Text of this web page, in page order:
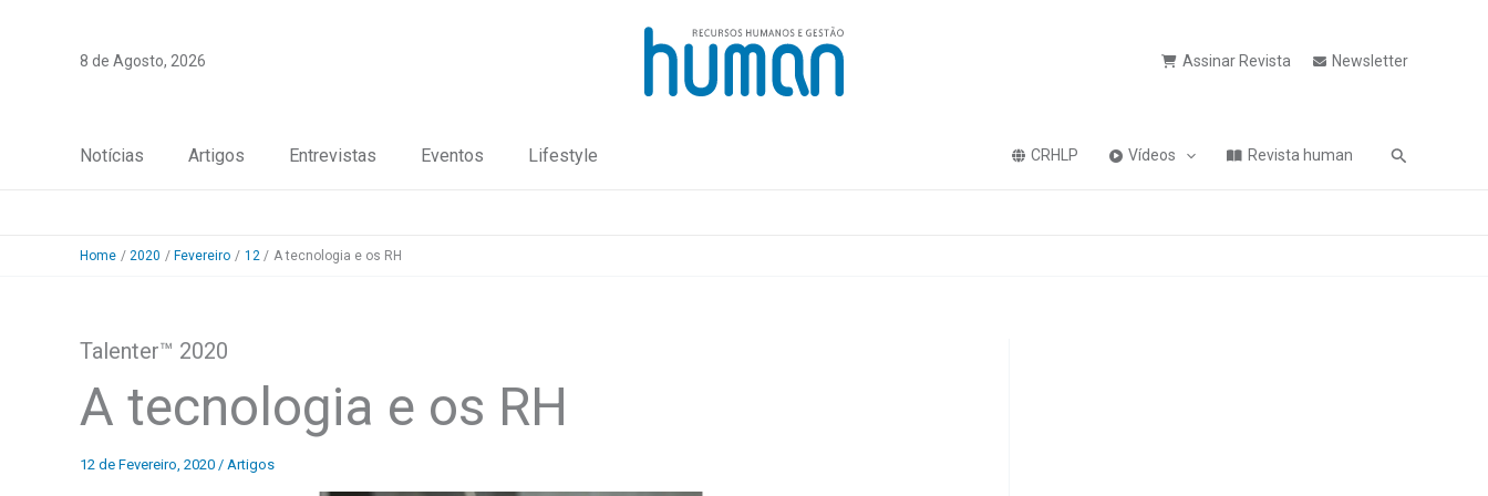
8 de Agosto, 2026 Assinar Revista Newsletter
Notícias Artigos Entrevistas Eventos Lifestyle CRHLP Vídeos Revista human Pesquisa
Home 2020 Fevereiro 12 A tecnologia e os RH
Talenter™ 2020
A tecnologia e os RH
12 de Fevereiro, 2020 / Artigos